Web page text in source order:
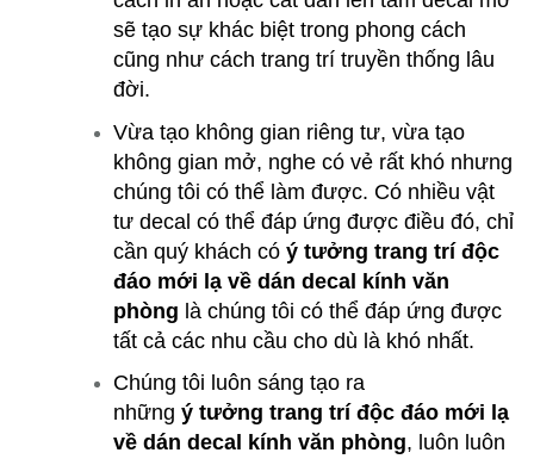
sẽ tạo sự khác biệt trong phong cách
cũng như cách trang trí truyền thống lâu
đời.
Vừa tạo không gian riêng tư, vừa tạo
không gian mở, nghe có vẻ rất khó nhưng
chúng tôi có thể làm được. Có nhiều vật
tư decal có thể đáp ứng được điều đó, chỉ
cần quý khách có ý tưởng trang trí độc
đáo mới lạ về dán decal kính văn
phòng là chúng tôi có thể đáp ứng được
tất cả các nhu cầu cho dù là khó nhất.
Chúng tôi luôn sáng tạo ra
những ý tưởng trang trí độc đáo mới lạ
về dán decal kính văn phòng, luôn luôn